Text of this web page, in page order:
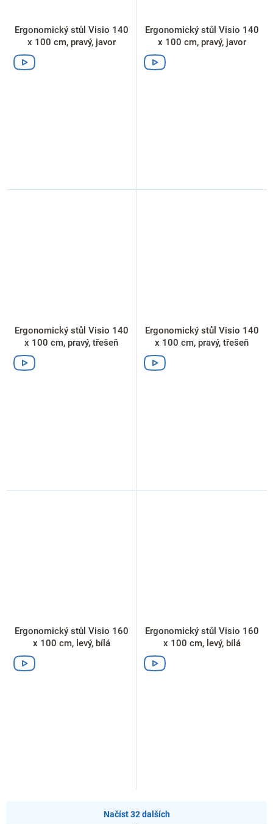
Ergonomický stůl Visio 140
x 100 cm, pravý, javor
Ergonomický stůl Visio 140
x 100 cm, pravý, javor
Ergonomický stůl Visio 140
x 100 cm, pravý, třešeň
Ergonomický stůl Visio 140
x 100 cm, pravý, třešeň
Ergonomický stůl Visio 160
x 100 cm, levý, bílá
Ergonomický stůl Visio 160
x 100 cm, levý, bílá
Načíst 32 dalších